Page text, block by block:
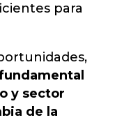
para
y sector
de la